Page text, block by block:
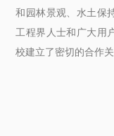
和园林景观、水土保
工程界人士和广大用
校建立了密切的合作